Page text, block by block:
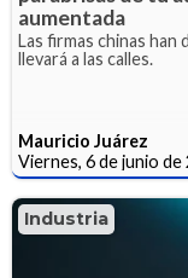
aumentada
Las firmas chinas
llevará a las calles.
Mauricio Juárez
Viernes, 6 de junio de
Industria